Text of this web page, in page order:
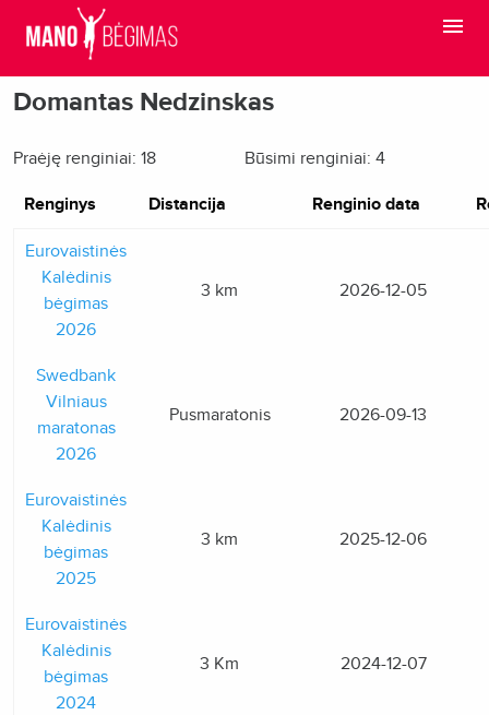
Domantas Nedzinskas
Praėję renginiai: 18 Būsimi renginiai: 4
Renginys Distancija Renginio data
Eurovaistinės
Kalėdinis
bėgimas
2026
3 km 2026-12-05
Swedbank
Vilniaus
maratonas
2026
Pusmaratonis 2026-09-13
Eurovaistinės
Kalėdinis
bėgimas
2025
3 km 2025-12-06
Eurovaistinės
Kalėdinis
bėgimas
2024
3 Km 2024-12-07